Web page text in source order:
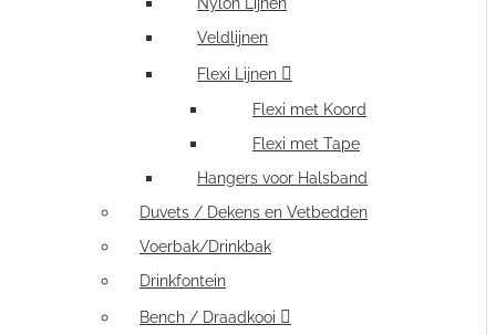
Veldlijnen
Flexi Lijnen
Flexi met Koord
Flexi met Tape
Hangers voor Halsband
Duvets / Dekens en Vetbedden
Voerbak/Drinkbak
Drinkfontein
Bench / Draadkooi